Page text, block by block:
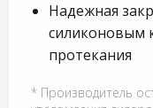
Надежная
силиконовым
протекания
* Производитель